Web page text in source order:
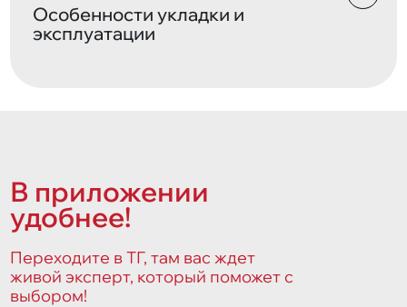
Особенности укладки и
эксплуатации
В приложении
удобнее!
Переходите в ТГ, там вас ждет
живой эксперт, который поможет с
выбором!